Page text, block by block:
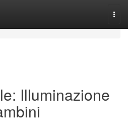
Illuminazione